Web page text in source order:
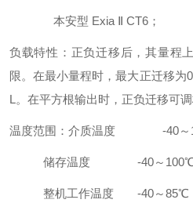
本安型 Exia Ⅱ CT6；
负载特性：正负迁移后，其量程
限。在最小量程时，最大正迁移为
L。在平方根输出时，正负迁移可调
温度范围：介质温度 -40～
储存温度 -40～
整机工作温度 -40～85℃